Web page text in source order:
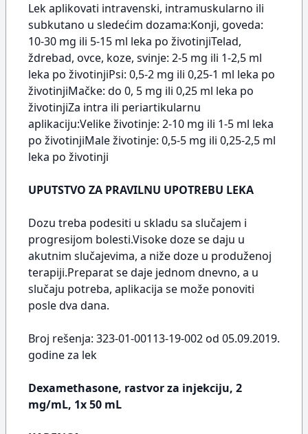
Lek aplikovati intravenski, intramuskularno ili
subkutano u sledećim dozama:Konji, goveda:
10-30 mg ili 5-15 ml leka po životinjiTelad,
ždrebad, ovce, koze, svinje: 2-5 mg ili 1-2,5 ml
leka po životinjiPsi: 0,5-2 mg ili 0,25-1 ml leka po
životinjiMačke: do 0, 5 mg ili 0,25 ml leka po
životinjiZa intra ili periartikularnu
aplikaciju:Velike životinje: 2-10 mg ili 1-5 ml leka
po životinjiMale životinje: 0,5-5 mg ili 0,25-2,5 ml
leka po životinji
UPUTSTVO ZA PRAVILNU UPOTREBU LEKA
Dozu treba podesiti u skladu sa slučajem i
progresijom bolesti.Visoke doze se daju u
akutnim slučajevima, a niže doze u produženoj
terapiji.Preparat se daje jednom dnevno, a u
slučaju potreba, aplikacija se može ponoviti
posle dva dana.
Broj rešenja: 323-01-00113-19-002 od 05.09.2019.
godine za lek
Dexamethasone, rastvor za injekciju, 2
mg/mL, 1x 50 mL